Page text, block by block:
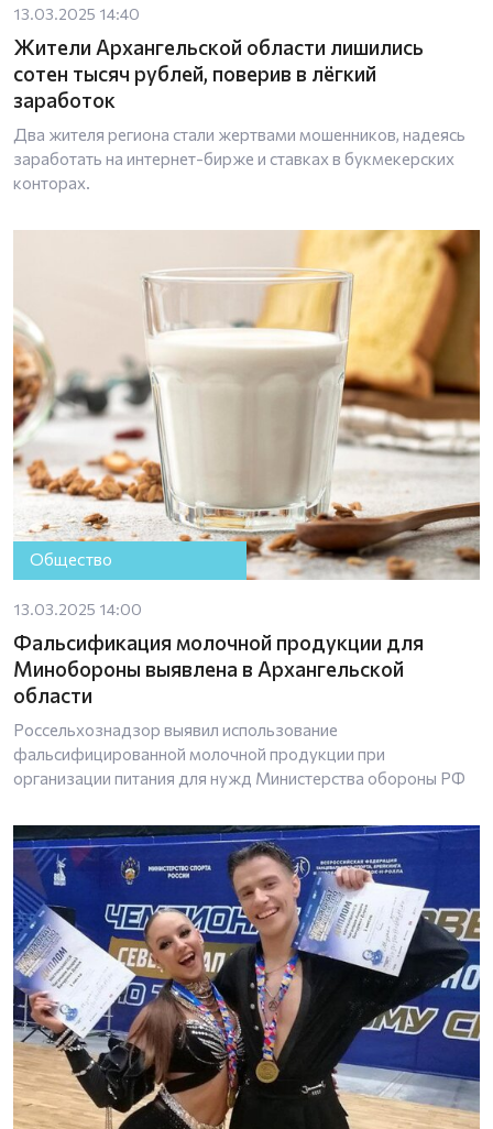
13.03.2025 14:40
Жители Архангельской области лишились
сотен тысяч рублей, поверив в лёгкий
заработок
Два жителя региона стали жертвами мошенников, надеясь
заработать на интернет-бирже и ставках в букмекерских
конторах.
Общество
13.03.2025 14:00
Фальсификация молочной продукции для
Минобороны выявлена в Архангельской
области
Россельхознадзор выявил использование
фальсифицированной молочной продукции при
организации питания для нужд Министерства обороны РФ